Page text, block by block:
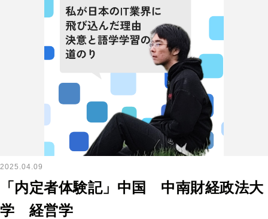
2025.04.09
「内定者体験記」中国 中南財経政法大
学 経営学